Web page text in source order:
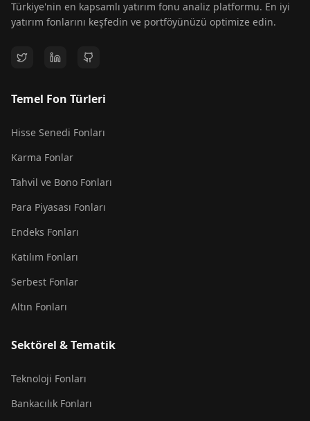
Türkiye'nin en kapsamlı yatırım fonu analiz platformu. En iyi
yatırım fonlarını keşfedin ve portföyünüzü optimize edin.
Temel Fon Türleri
Hisse Senedi Fonları
Karma Fonlar
Tahvil ve Bono Fonları
Para Piyasası Fonları
Endeks Fonları
Katılım Fonları
Serbest Fonlar
Altın Fonları
Sektörel & Tematik
Teknoloji Fonları
Bankacılık Fonları